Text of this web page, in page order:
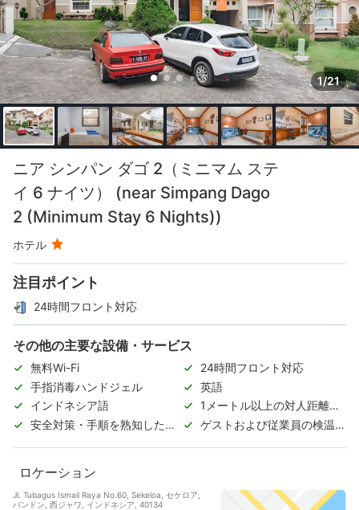
1/21
ニア シンパン ダゴ 2（ミニマム ステ
イ 6 ナイツ） (near Simpang Dago
2 (Minimum Stay 6 Nights))
ホテル
注目ポイント
24時間フロント対応
その他の主要な設備・サービス
無料Wi-Fi
24時間フロント対応
手指消毒ハンドジェル
英語
インドネシア語
1メートル以上の対人距離の
確保
安全対策・手順を熟知した従
ゲストおよび従業員の検温実
ロケーション
Jl. Tubagus Ismail Raya No.60, Sekeloa, セケロア,
バンドン, 西ジャワ, インドネシア, 40134